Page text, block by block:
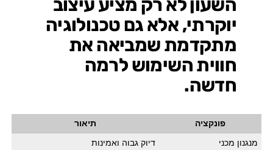
השעון לא רק מציע עיצוב
יוקרתי, אלא גם טכנולוגיה
מתקדמת שמביאה את
חווית השימוש לרמה
חדשה.
פונקציה
תיאור
מנגנון מכני
דיוק גבוה ואמינות